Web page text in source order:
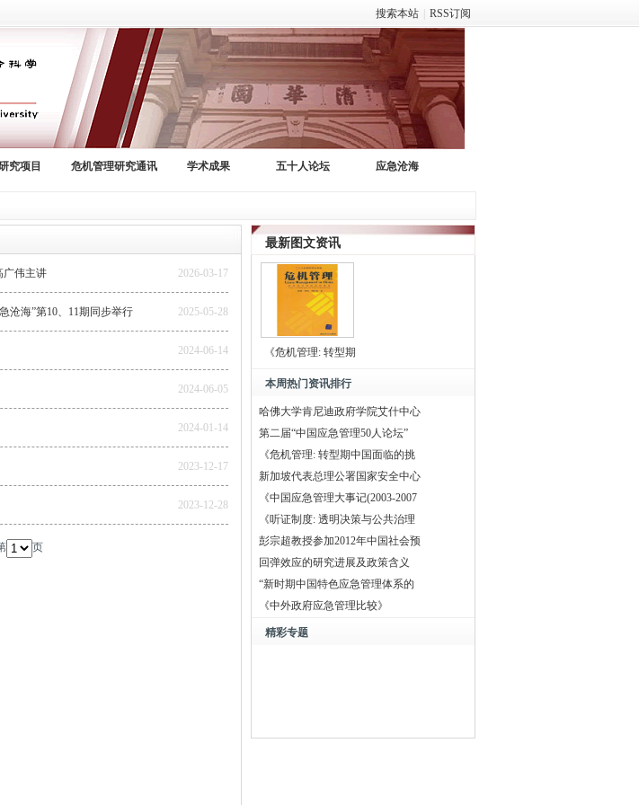
搜索本站 RSS订阅
究项目 危机管理研究通讯 学术成果 五十人论坛 应急沧海
广伟主讲 2026-03-17
沧海”第10、11期同步举行 2025-05-28
2024-06-14
2024-06-05
2024-01-14
2023-12-17
2023-12-28
页
最新图文资讯
《危机管理: 转型期
本周热门资讯排行
哈佛大学肯尼迪政府学院艾什中心
第二届“中国应急管理50人论坛”
《危机管理: 转型期中国面临的挑
新加坡代表总理公署国家安全中心
《中国应急管理大事记(2003-2007
《听证制度: 透明决策与公共治理
彭宗超教授参加2012年中国社会预
回弹效应的研究进展及政策含义
“新时期中国特色应急管理体系的
《中外政府应急管理比较》
精彩专题